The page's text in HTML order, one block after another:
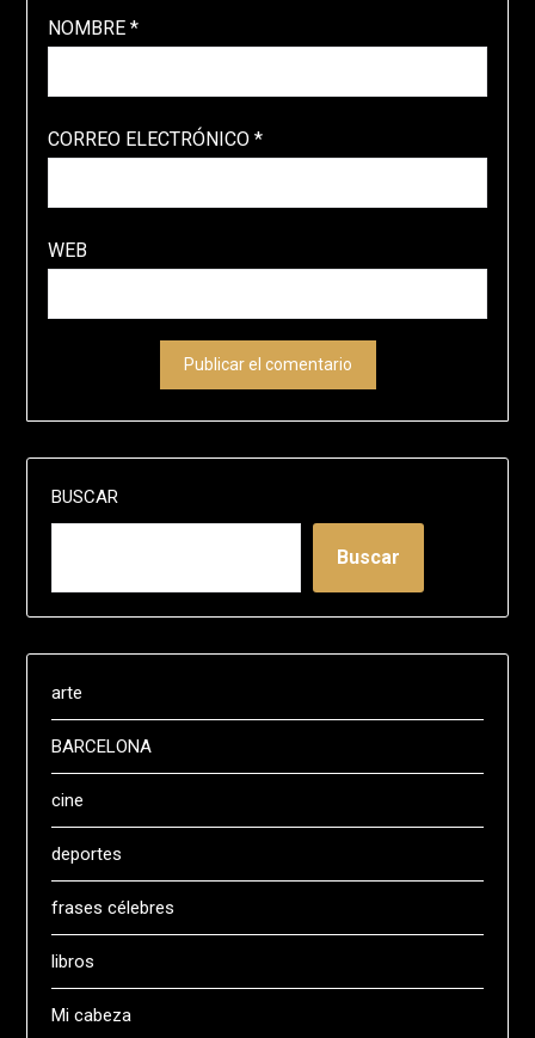
NOMBRE *
CORREO ELECTRÓNICO *
WEB
BUSCAR
Buscar
arte
BARCELONA
cine
deportes
frases célebres
libros
Mi cabeza